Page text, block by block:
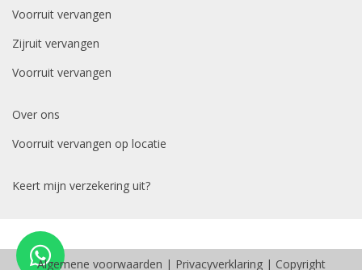
Voorruit vervangen
Zijruit vervangen
Voorruit vervangen
Over ons
Voorruit vervangen op locatie
Keert mijn verzekering uit?
Algemene voorwaarden | Privacyverklaring| Copyright